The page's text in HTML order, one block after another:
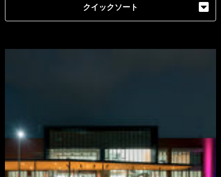
クイックソート